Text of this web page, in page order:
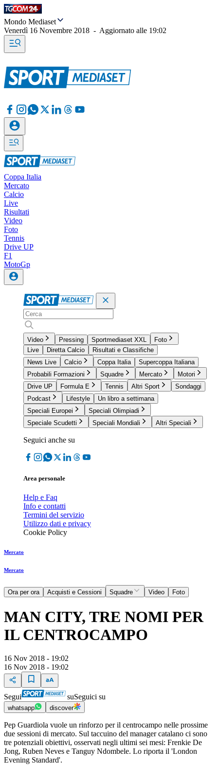
Mondo Mediaset
Venerdì 16 Novembre 2018 - Aggiornato alle 19:02
Coppa Italia
Mercato
Calcio
Live
Risultati
Video
Foto
Tennis
Drive UP
F1
MotoGp
Video Pressing Sportmediaset XXL
Foto
Live
Diretta Calcio
Risultati e Classifiche
News Live
Calcio Coppa Italia
Supercoppa Italiana
Probabili Formazioni
Squadre Mercato
Motori
Drive UP
Formula E Tennis Altri Sport
Sondaggi
Podcast
Lifestyle
Un libro a settimana
Speciali Europei
Speciali Olimpiadi
Speciale Scudetti
Speciali Mondiali Altri Speciali
Seguici anche su
Area personale
Help e Faq
Info e contatti
Termini del servizio
Utilizzo dati e privacy
Cookie Policy
Mercato
Mercato
Ora per ora Acquisti e Cessioni Squadre Video Foto
MAN CITY, TRE NOMI PER
IL CENTROCAMPO
16 Nov 2018 - 19:02
16 Nov 2018 - 19:02
Segui suSeguici su
whatsapp discover
Pep Guardiola vuole un rinforzo per il centrocampo nelle prossime
due sessioni di mercato. Sul taccuino del manager catalano ci sono
tre potenziali obiettivi, osservati negli ultimi sei mesi: Frenkie De
Jong, Ruben Neves e Tanguy Ndombele. Lo riporta il 'London
Evening Standard'.